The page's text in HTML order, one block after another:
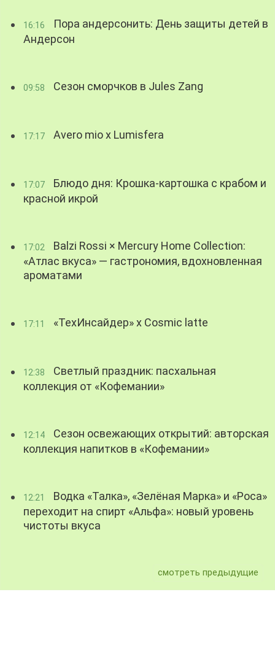
16:16
Пора андерсонить: День защиты детей в
Андерсон
09:58 Сезон сморчков в Jules Zang
17:17 Avero mio x Lumisfera
17:07
Блюдо дня: Крошка-картошка с крабом и
красной икрой
17:02
Balzi Rossi × Mercury Home Collection:
«Атлас вкуса» — гастрономия, вдохновленная
ароматами
17:11 «ТехИнсайдер» х Cosmic latte
12:38
Светлый праздник: пасхальная
коллекция от «Кофемании»
12:14
Сезон освежающих открытий: авторская
коллекция напитков в «Кофемании»
12:21
Водка «Талка», «Зелёная Марка» и «Роса»
переходит на спирт «Альфа»: новый уровень
чистоты вкуса
смотреть предыдущие